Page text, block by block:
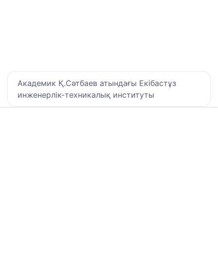
Академик Қ.Сәтбаев атындағы Екібастұз
инженерлік-техникалық институты